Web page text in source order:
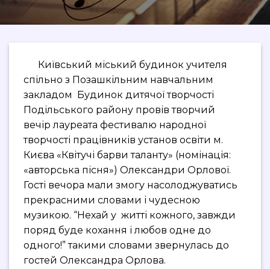
Київський міський будинок учителя
спільно з Позашкільним навчальним
закладом Будинок дитячої творчості
Подільського району провів творчий
вечір лауреата фестивалю народної
творчості працівників установ освіти м.
Києва «Квітучі барви таланту» (номінація:
«авторська пісня») Олександри Орлової.
Гості вечора мали змогу насолоджуватись
прекрасними словами і чудесною
музикою. “Нехай у житті кожного, завжди
поряд буде кохання і любов одне до
одного!” такими словами звернулась до
гостей Олександра Орлова.